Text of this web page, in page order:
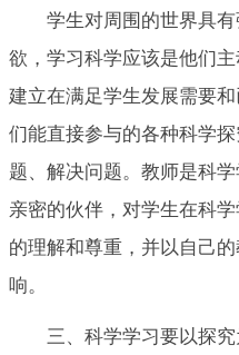
学生对周围的世界具
欲，学习科学应该是他们
建立在满足学生发展需要
们能直接参与的各种科学
题、解决问题。教师是科
亲密的伙伴，对学生在科
的理解和尊重，并以自己
响。
三、科学学习要以探究